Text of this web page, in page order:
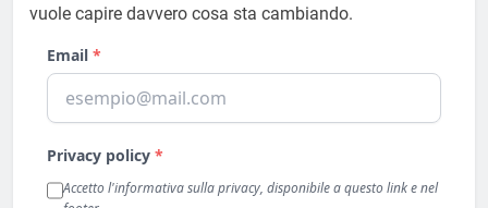
vuole capire davvero cosa sta cambiando.